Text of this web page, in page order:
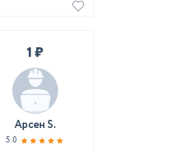
1 ₽
Арсен S.
5.0